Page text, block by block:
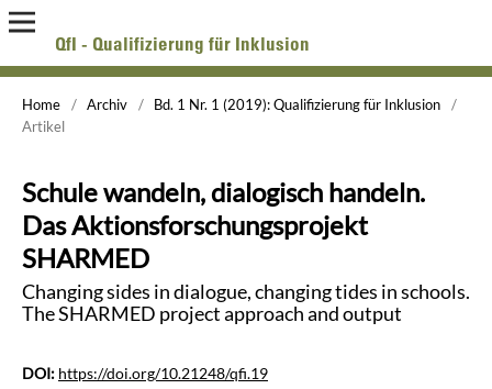
QfI - Qualifizierung für Inklusion
Home / Archiv / Bd. 1 Nr. 1 (2019): Qualifizierung für Inklusion
/
Artikel
Schule wandeln, dialogisch handeln.
Das Aktionsforschungsprojekt
SHARMED
Changing sides in dialogue, changing tides in schools.
The SHARMED project approach and output
DOI: https://doi.org/10.21248/qfi.19